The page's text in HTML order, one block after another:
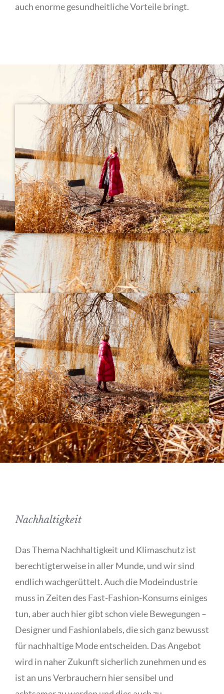
auch enorme gesundheitliche Vorteile bringt.
Nachhaltigkeit
Das Thema Nachhaltigkeit und Klimaschutz ist
berechtigterweise in aller Munde, und wir sind
endlich wachgerüttelt. Auch die Modeindustrie
muss in Zeiten des Fast-Fashion-Konsums einiges
tun, aber auch hier gibt schon viele Bewegungen –
Designer und Fashionlabels, die sich ganz bewusst
für nachhaltige Mode entscheiden. Das Angebot
wird in naher Zukunft sicherlich zunehmen und es
ist an uns Verbrauchern hier sensibel und